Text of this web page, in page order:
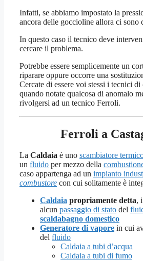
Infatti, se abbiamo impostato la
ancora delle goccioline allora ci sono
In questo caso il tecnico deve
cercare il problema.
Potrebbe essere semplicemente un
riparare oppure occorre una
Cercate di essere voi stessi i tecnici
quando notate qualcosa di anomalo
rivolgersi ad un tecnico Ferroli.
Ferroli a
La Caldaia è uno scambiatore
un fluido per mezzo della
caso appartenga ad un impianto
combustore con cui solitamente è
Caldaia propriamente detta,
alcun passaggio di stato del
scaldabagno domestico
Generatore di vapore in cui
del fluido
Caldaia a tubi d’acqua
Caldaia a tubi di fumo